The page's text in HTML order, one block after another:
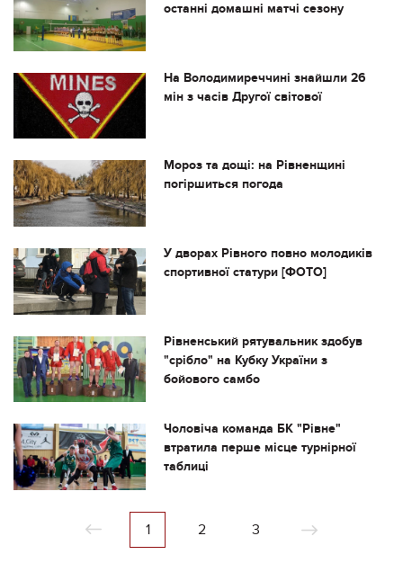
останні домашні матчі сезону
На Володимиреччині знайшли 26
мін з часів Другої світової
Мороз та дощі: на Рівненщині
погіршиться погода
У дворах Рівного повно молодиків
спортивної статури [ФОТО]
Рівненський рятувальник здобув
"срібло" на Кубку України з
бойового самбо
Чоловіча команда БК "Рівне"
втратила перше місце турнірної
таблиці
1 2 3